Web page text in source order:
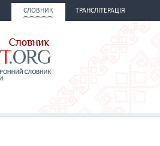
СЛОВНИК ТРАНСЛІТЕРАЦІЯ